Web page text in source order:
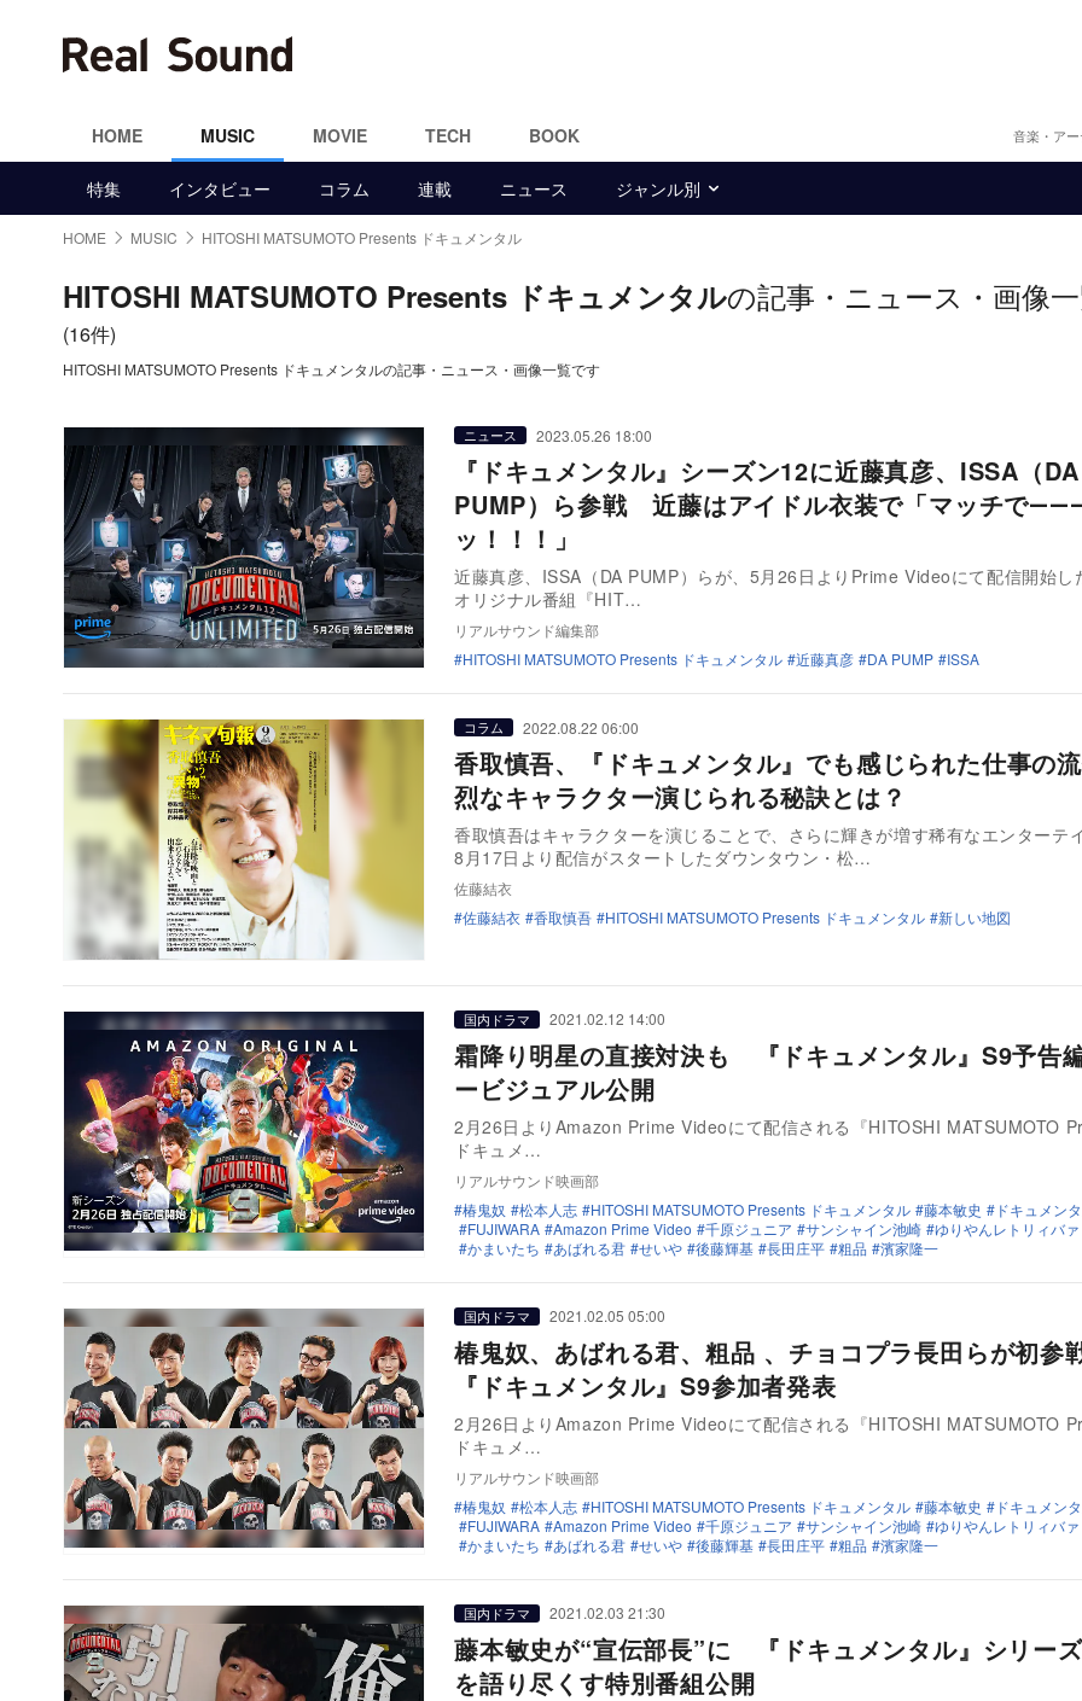
HOME MUSIC MOVIE TECH BOOK 音楽・ア
特集 インタビュー コラム 連載 ニュース ジャンル別
HOME MUSIC HITOSHI MATSUMOTO Presents ドキュメンタル
HITOSHI MATSUMOTO Presents ドキュメンタルの記事・ニュース・画像
(16件)
HITOSHI MATSUMOTO Presents ドキュメンタルの記事・ニュース・画像一覧です
ニュース 2023.05.26 18:00
『ドキュメンタル』シーズン12に近藤真彦、ISSA（DA
PUMP）ら参戦 近藤はアイドル衣装で「マッチで
ッ！！！」
近藤真彦、ISSA（DA PUMP）らが、5月26日よりPrime Videoにて配信開始し
オリジナル番組『HIT…
リアルサウンド編集部
HITOSHI MATSUMOTO Presents ドキュメンタル
近藤真彦 DA PUMP ISSA
コラム 2022.08.22 06:00
香取慎吾、『ドキュメンタル』でも感じられた仕事の
烈なキャラクター演じられる秘訣とは？
香取慎吾はキャラクターを演じることで、さらに輝きが増す稀有なエンターテ
8月17日より配信がスタートしたダウンタウン・松…
佐藤結衣
佐藤結衣
香取慎吾 HITOSHI MATSUMOTO Presents ドキュメンタル 新しい地図
国内ドラマ 2021.02.12 14:00
霜降り明星の直接対決も 『ドキュメンタル』S9予告
ービジュアル公開
2月26日よりAmazon Prime Videoにて配信される『HITOSHI MATSUMOTO
ドキュメ…
リアルサウンド映画部
椿鬼奴
松本人志 HITOSHI MATSUMOTO Presents ドキュメンタル 藤本敏史
ドキュメン
FUJIWARA
Amazon Prime Video 千原ジュニア サンシャイン池崎
ゆりやんレトリィバァ
かまいたち
あばれる君 せいや 後藤輝基 長田庄平 粗品 濱家隆一
国内ドラマ 2021.02.05 05:00
椿鬼奴、あばれる君、粗品 、チョコプラ長田らが初参
『ドキュメンタル』S9参加者発表
2月26日よりAmazon Prime Videoにて配信される『HITOSHI MATSUMOTO
ドキュメ…
リアルサウンド映画部
椿鬼奴
松本人志 HITOSHI MATSUMOTO Presents ドキュメンタル 藤本敏史
ドキュメン
FUJIWARA
Amazon Prime Video 千原ジュニア サンシャイン池崎
ゆりやんレトリィバァ
かまいたち
あばれる君 せいや 後藤輝基 長田庄平 粗品 濱家隆一
国内ドラマ 2021.02.03 21:30
藤本敏史が“宣伝部長”に 『ドキュメンタル』シリー
を語り尽くす特別番組公開